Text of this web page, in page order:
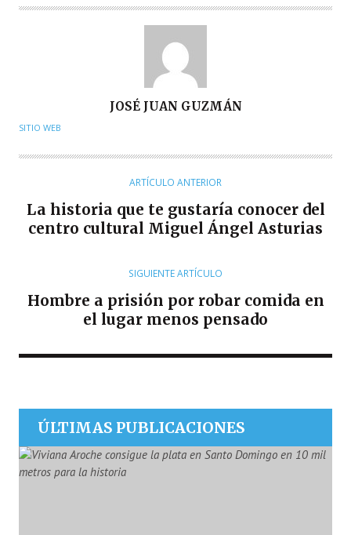
U
O
JOSÉ JUAN GUZMÁN
SITIO WEB
ARTÍCULO ANTERIOR
La historia que te gustaría conocer del
centro cultural Miguel Ángel Asturias
SIGUIENTE ARTÍCULO
Hombre a prisión por robar comida en
el lugar menos pensado
ÚLTIMAS PUBLICACIONES